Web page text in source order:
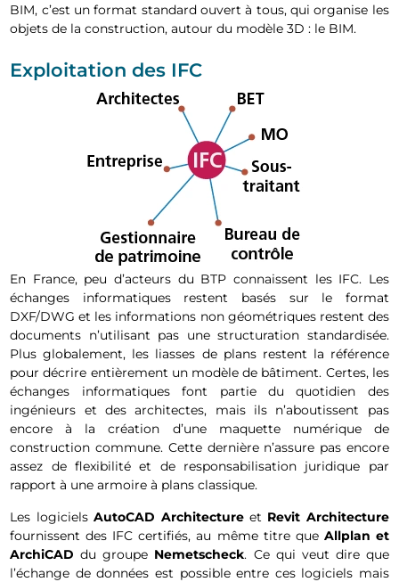
BIM, c’est un format standard ouvert à tous, qui organise les
objets de la construction, autour du modèle 3D : le BIM.
Exploitation des IFC
En France, peu d’acteurs du BTP connaissent les IFC. Les
échanges informatiques restent basés sur le format
DXF/DWG et les informations non géométriques restent des
documents n’utilisant pas une structuration standardisée.
Plus globalement, les liasses de plans restent la référence
pour décrire entièrement un modèle de bâtiment. Certes, les
échanges informatiques font partie du quotidien des
ingénieurs et des architectes, mais ils n’aboutissent pas
encore à la création d’une maquette numérique de
construction commune. Cette dernière n’assure pas encore
assez de flexibilité et de responsabilisation juridique par
rapport à une armoire à plans classique.
Les logicielsAutoCAD Architectureet Revit Architecture
fournissent des IFC certifiés, au même titre que Allplan et
ArchiCAD du groupe Nemetscheck. Ce qui veut dire que
l’échange de données est possible entre ces logiciels mais